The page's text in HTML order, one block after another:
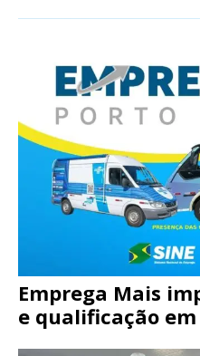
Emprega Mais
e qualificação